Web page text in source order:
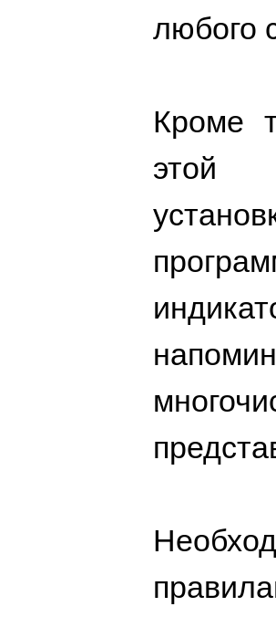
любого
Кроме
этой